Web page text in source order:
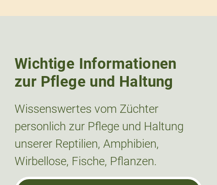
Wichtige Informationen
zur Pflege und Haltung
Wissenswertes vom Züchter
personlich zur Pflege und Haltung
unserer Reptilien, Amphibien,
Wirbellose, Fische, Pflanzen.